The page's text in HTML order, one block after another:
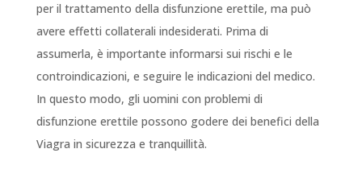
per il trattamento della disfunzione erettile, ma può
avere effetti collaterali indesiderati. Prima di
assumerla, è importante informarsi sui rischi e le
controindicazioni, e seguire le indicazioni del medico.
In questo modo, gli uomini con problemi di
disfunzione erettile possono godere dei benefici della
Viagra in sicurezza e tranquillità.